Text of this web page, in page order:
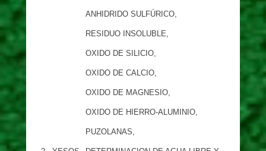
ANHIDRIDO SULFÚRICO,
RESIDUO INSOLUBLE,
OXIDO DE SILICIO,
OXIDO DE CALCIO,
OXIDO DE MAGNESIO,
OXIDO DE HIERRO-ALUMINIO,
PUZOLANAS,